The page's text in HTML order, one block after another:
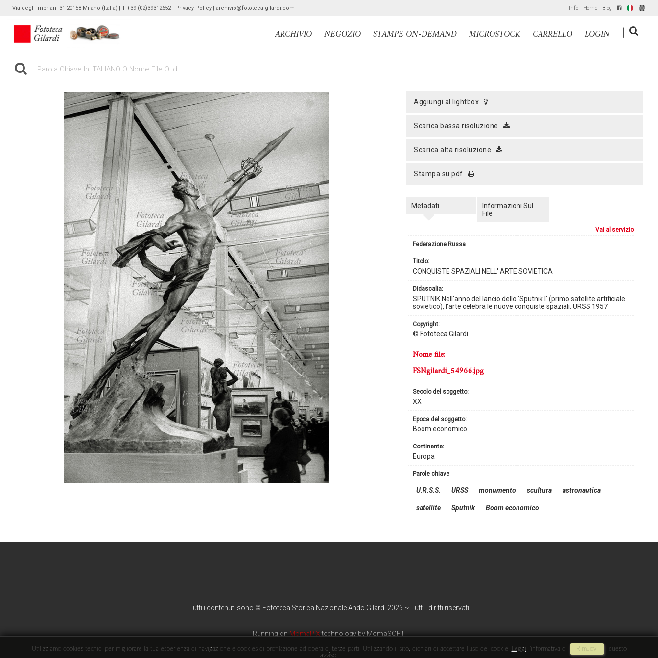
Via degli Imbriani 31 20158 Milano (Italia) | T +39 (02)39312652 | Privacy Policy | archivio@fototeca-gilardi.com Info Home Blog IT EN
gilardinew ARCHIVIO NEGOZIO STAMPE ON-DEMAND MICROSTOCK CARRELLO LOGIN |
aggiungi al lightbox
scarica bassa risoluzione
scarica alta risoluzione
stampa su pdf
Metadati
vai al servizio
Federazione Russa
titolo:
CONQUISTE SPAZIALI NELL' ARTE SOVIETICA
didascalia:
SPUTNIK Nell'anno del lancio dello 'Sputnik I' (primo satellite artificiale
sovietico), l'arte celebra le nuove conquiste spaziali. URSS 1957
copyright:
© Fototeca Gilardi
continente:
Europa
secolo del soggetto:
XX
epoca del soggetto:
Boom economico
nome file:
FSNgilardi_54966.jpg
parole chiave
U.R.S.S. URSS monumento scultura astronautica
satellite Sputnik Boom economico
Informazioni Sul
File
Tutti i contenuti sono © Fototeca Storica Nazionale Ando Gilardi 2026 ~ Tutti i diritti riservati
Running on MomaPIXtechnology by MomaSOFT
Utilizziamo cookies tecnici per migliorare la tua esperienza di navigazione e cookies di profilazione ad opera di terze parti. Utilizzando il sito, dichiari di accettare l'uso dei cookie. Leggi l'informativa o Rimuovi
questo
avviso.